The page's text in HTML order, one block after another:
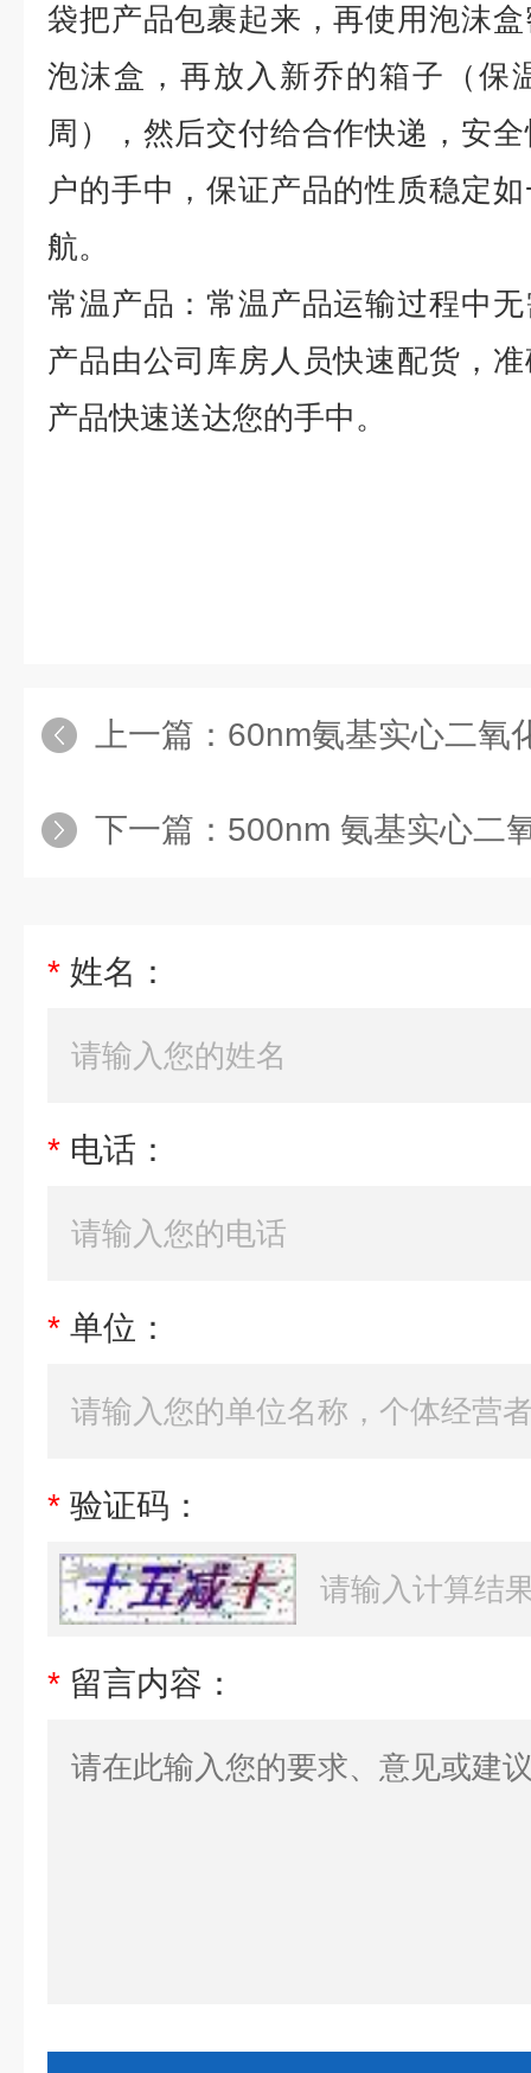
袋把产品包裹起来，再使用泡沫
泡沫盒，再放入新乔的箱子（保
周），然后交付给合作快递，安
户的手中，保证产品的性质稳定
航。
常温产品：常温产品运输过程中
产品由公司库房人员快速配货，
产品快速送达您的手中。
上一篇： 60nm氨基实心二氧
下一篇： 500nm 氨基实心二
* 姓名：
* 电话：
* 单位：
* 验证码：
* 留言内容：